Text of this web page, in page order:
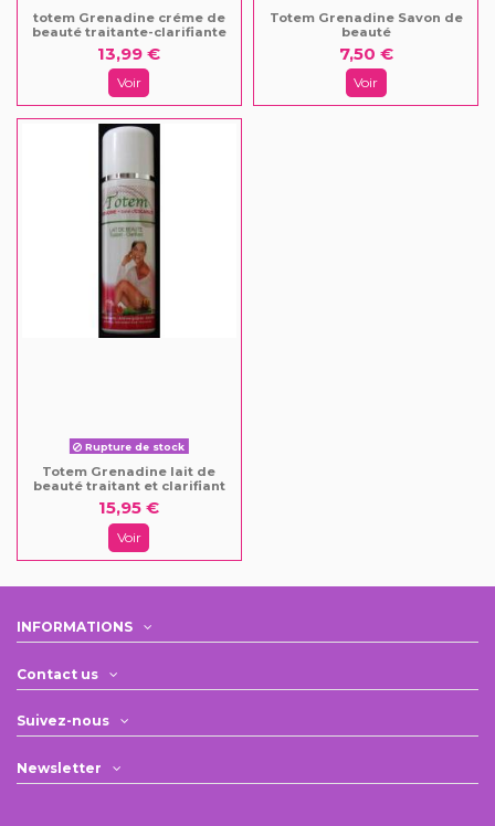
totem Grenadine créme de
beauté traitante-clarifiante
13,99 €
Voir
Totem Grenadine Savon de
beauté
7,50 €
Voir
Rupture de stock
Totem Grenadine lait de
beauté traitant et clarifiant
15,95 €
Voir
INFORMATIONS
Contact us
Suivez-nous
Newsletter